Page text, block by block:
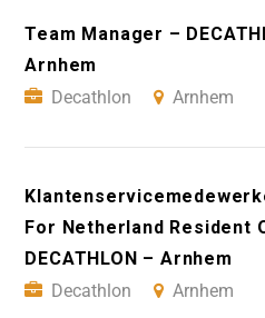
Team Manager –
Arnhem
Decathlon
Arnhem
For Netherland Resident
DECATHLON – Arnhem
Decathlon
Arnhem